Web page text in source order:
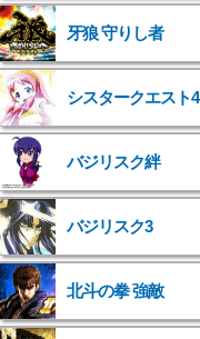
牙狼 守りし者
シスタークエスト4
バジリスク絆
バジリスク3
北斗の拳 強敵